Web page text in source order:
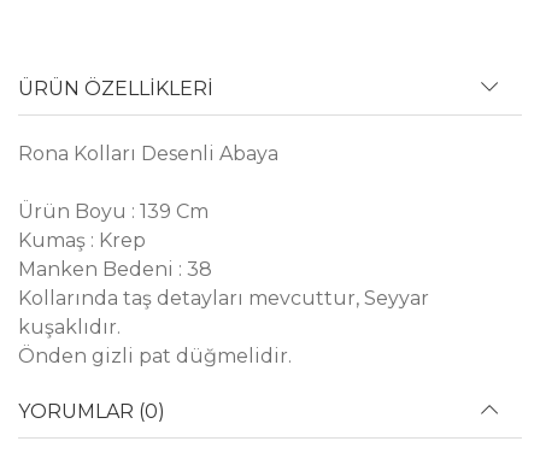
ÜRÜN ÖZELLİKLERİ
Rona Kolları Desenli Abaya
Ürün Boyu : 139 Cm
Kumaş : Krep
Manken Bedeni : 38
Kollarında taş detayları mevcuttur, Seyyar
kuşaklıdır.
Önden gizli pat düğmelidir.
YORUMLAR (0)